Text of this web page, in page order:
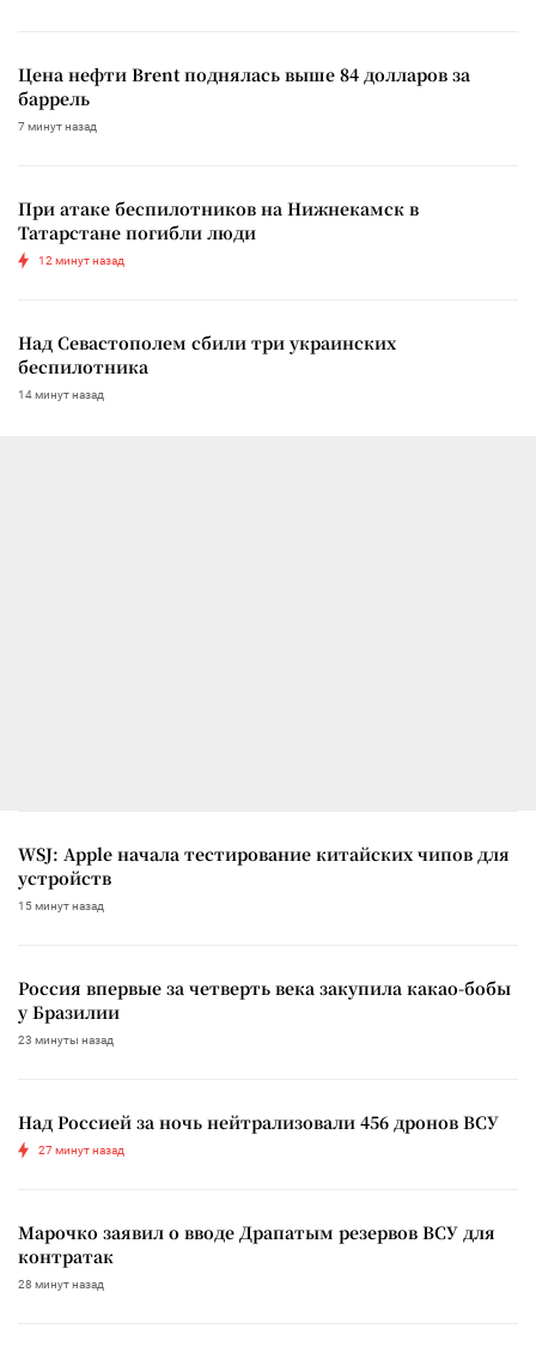
Цена нефти Brent поднялась выше 84 долларов за
баррель
7 минут назад
При атаке беспилотников на Нижнекамск в
Татарстане погибли люди
12 минут назад
Над Севастополем сбили три украинских
беспилотника
14 минут назад
WSJ: Apple начала тестирование китайских чипов для
устройств
15 минут назад
Россия впервые за четверть века закупила какао-бобы
у Бразилии
23 минуты назад
Над Россией за ночь нейтрализовали 456 дронов ВСУ
27 минут назад
Марочко заявил о вводе Драпатым резервов ВСУ для
контратак
28 минут назад